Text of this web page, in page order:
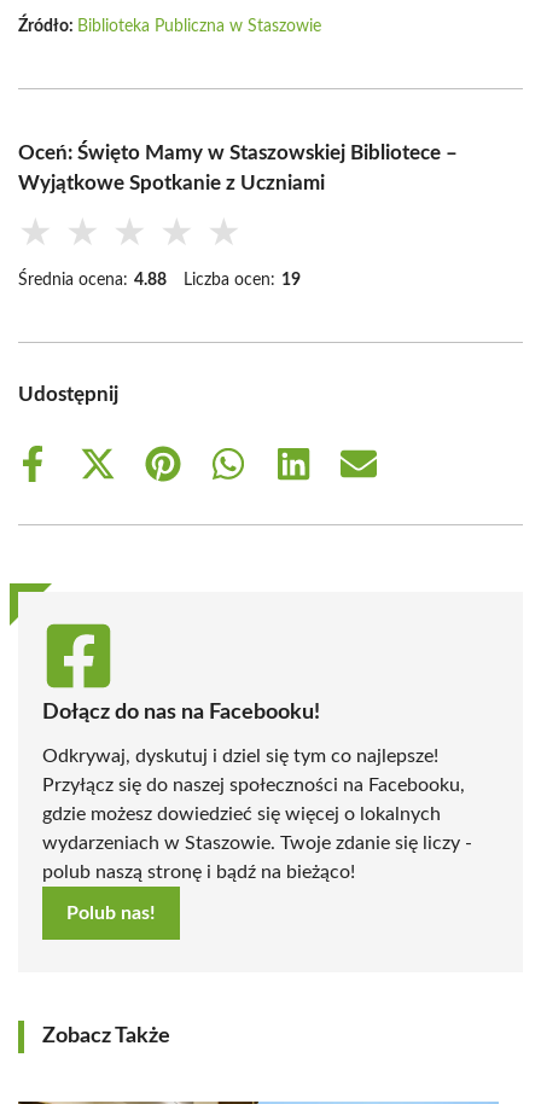
Źródło: Biblioteka Publiczna w Staszowie
Oceń: Święto Mamy w Staszowskiej Bibliotece –
Wyjątkowe Spotkanie z Uczniami
★ ★ ★ ★ ★
Średnia ocena: 4.88 Liczba ocen: 19
Udostępnij
Share
Share
(Twitter)
Share
Share
Share
Share
Dołącz do nas na Facebooku!
Odkrywaj, dyskutuj i dziel się tym co najlepsze!
Przyłącz się do naszej społeczności na Facebooku,
gdzie możesz dowiedzieć się więcej o lokalnych
wydarzeniach w Staszowie. Twoje zdanie się liczy -
polub naszą stronę i bądź na bieżąco!
Polub nas!
Zobacz Także